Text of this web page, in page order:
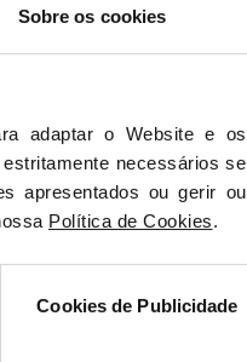
Sobre os cookies
adaptar o Website e os
necessários se
apresentados ou gerir ou
Política de Cookies.
Cookies de Publicidade